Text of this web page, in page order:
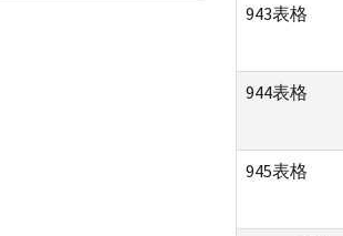
943表格
944表格
945表格